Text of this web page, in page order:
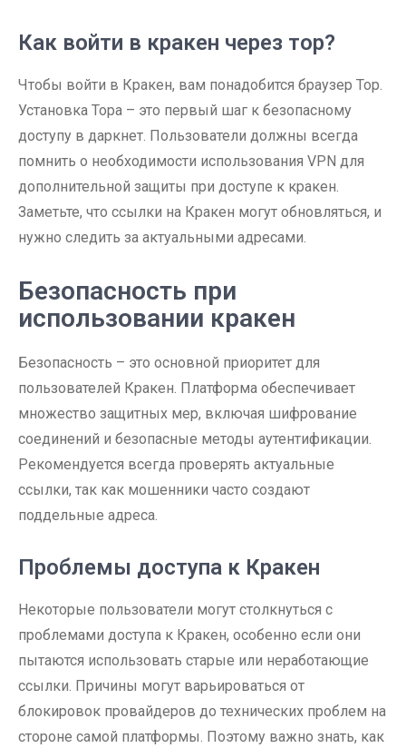
Как войти в кракен через тор?
Чтобы войти в Кракен, вам понадобится браузер Тор.
Установка Тора – это первый шаг к безопасному
доступу в даркнет. Пользователи должны всегда
помнить о необходимости использования VPN для
дополнительной защиты при доступе к кракен.
Заметьте, что ссылки на Кракен могут обновляться, и
нужно следить за актуальными адресами.
Безопасность при
использовании кракен
Безопасность – это основной приоритет для
пользователей Кракен. Платформа обеспечивает
множество защитных мер, включая шифрование
соединений и безопасные методы аутентификации.
Рекомендуется всегда проверять актуальные
ссылки, так как мошенники часто создают
поддельные адреса.
Проблемы доступа к Кракен
Некоторые пользователи могут столкнуться с
проблемами доступа к Кракен, особенно если они
пытаются использовать старые или неработающие
ссылки. Причины могут варьироваться от
блокировок провайдеров до технических проблем на
стороне самой платформы. Поэтому важно знать, как